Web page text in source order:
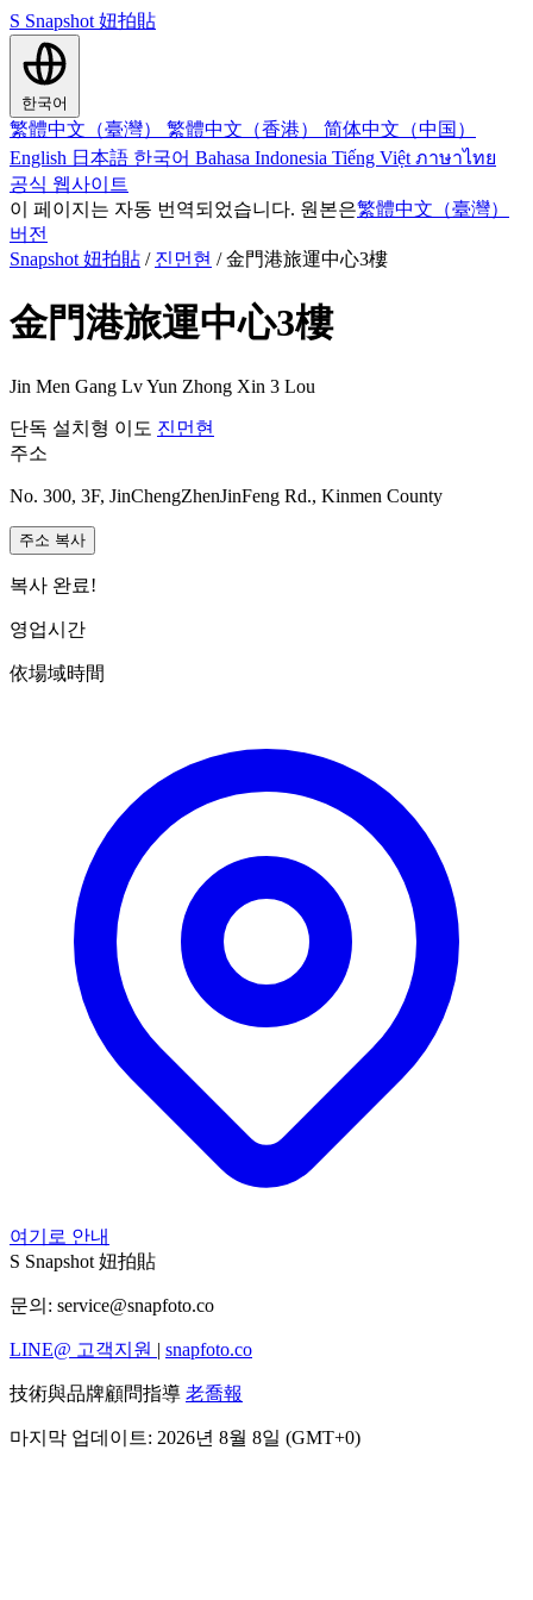
S Snapshot 妞拍貼
한국어
繁體中文（臺灣） 繁體中文（香港） 简体中文（中国）
English 日本語 한국어 Bahasa Indonesia Tiếng Việt ภาษาไทย
공식 웹사이트
이 페이지는 자동 번역되었습니다. 원본은繁體中文（臺灣）
버전
Snapshot 妞拍貼 / 진먼현 / 金門港旅運中心3樓
金門港旅運中心3樓
Jin Men Gang Lv Yun Zhong Xin 3 Lou
단독 설치형 이도 진먼현
주소
No. 300, 3F, JinChengZhenJinFeng Rd., Kinmen County
주소 복사
복사 완료!
영업시간
依場域時間
여기로 안내
S Snapshot 妞拍貼
문의: service@snapfoto.co
LINE@ 고객지원 | snapfoto.co
技術與品牌顧問指導 老喬報
마지막 업데이트: 2026년 8월 8일 (GMT+0)